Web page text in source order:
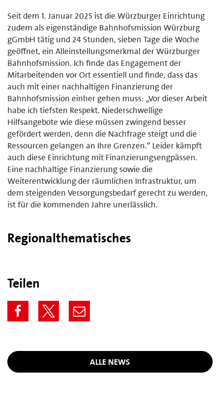
Seit dem 1. Januar 2025 ist die Würzburger Einrichtung
zudem als eigenständige Bahnhofsmission Würzburg
gGmbH tätig und 24 Stunden, sieben Tage die Woche
geöffnet, ein Alleinstellungsmerkmal der Würzburger
Bahnhofsmission. Ich finde das Engagement der
Mitarbeitenden vor Ort essentiell und finde, dass das
auch mit einer nachhaltigen Finanzierung der
Bahnhofsmission einher gehen muss: „Vor dieser Arbeit
habe ich tiefsten Respekt. Niederschwellige
Hilfsangebote wie diese müssen zwingend besser
gefördert werden, denn die Nachfrage steigt und die
Ressourcen gelangen an Ihre Grenzen.“ Leider kämpft
auch diese Einrichtung mit Finanzierungsengpässen.
Eine nachhaltige Finanzierung sowie die
Weiterentwicklung der räumlichen Infrastruktur, um
dem steigenden Versorgungsbedarf gerecht zu werden,
ist für die kommenden Jahre unerlässlich.
Regionalthematisches
Teilen
ALLE NEWS